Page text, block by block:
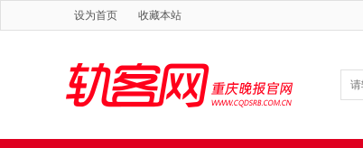
设为首页 收藏本站